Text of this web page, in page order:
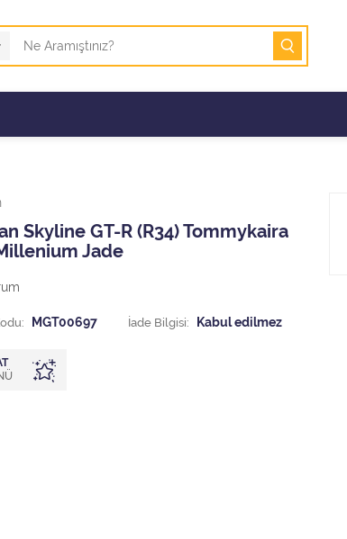
Skyline GT-R (R34) Tommykaira
Jade
MGT00697 İade Bilgisi: